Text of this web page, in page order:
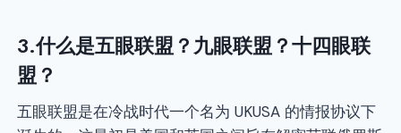
3.什么是五眼联盟？九眼联盟？十四眼联
盟？
五眼联盟是在冷战时代一个名为 UKUSA 的情报协议下